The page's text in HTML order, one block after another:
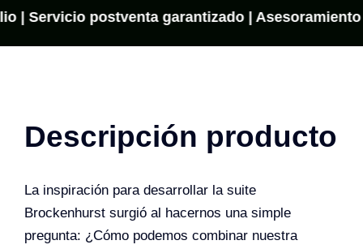
cantidad
| Servicio postventa garantizado | Asesoramiento
Descripción producto
La inspiración para desarrollar la suite
Brockenhurst surgió al hacernos una simple
pregunta: ¿Cómo podemos combinar nuestra